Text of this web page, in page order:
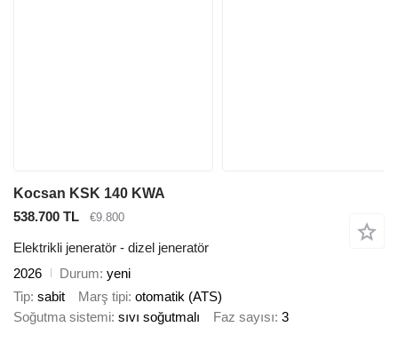
Kocsan KSK 140 KWA
538.700 TL
€9.800
Elektrikli jeneratör - dizel jeneratör
2026
Durum yeni
Tip sabit Marş tipi otomatik (ATS)
Soğutma sistemi sıvı soğutmalı Faz sayısı 3